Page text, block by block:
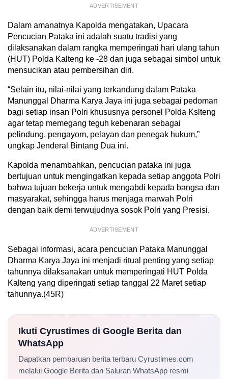
ADVERTISEMENT
Dalam amanatnya Kapolda mengatakan, Upacara
Pencucian Pataka ini adalah suatu tradisi yang
dilaksanakan dalam rangka memperingati hari ulang tahun
(HUT) Polda Kalteng ke -28 dan juga sebagai simbol untuk
mensucikan atau pembersihan diri.
“Selain itu, nilai-nilai yang terkandung dalam Pataka
Manunggal Dharma Karya Jaya ini juga sebagai pedoman
bagi setiap insan Polri khususnya personel Polda Kslteng
agar tetap memegang teguh kebenaran sebagai
pelindung, pengayom, pelayan dan penegak hukum,”
ungkap Jenderal Bintang Dua ini.
Kapolda menambahkan, pencucian pataka ini juga
bertujuan untuk mengingatkan kepada setiap anggota Polri
bahwa tujuan bekerja untuk mengabdi kepada bangsa dan
masyarakat, sehingga harus menjaga marwah Polri
dengan baik demi terwujudnya sosok Polri yang Presisi.
ADVERTISEMENT
Sebagai informasi, acara pencucian Pataka Manunggal
Dharma Karya Jaya ini menjadi ritual penting yang setiap
tahunnya dilaksanakan untuk memperingati HUT Polda
Kalteng yang diperingati setiap tanggal 22 Maret setiap
tahunnya.(45R)
Ikuti Cyrustimes di Google Berita dan
WhatsApp
Dapatkan pembaruan berita terbaru Cyrustimes.com
melalui Google Berita dan Saluran WhatsApp resmi